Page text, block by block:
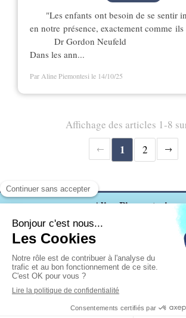
"Les enfants ont besoin de se sentir
en notre présence, exactement
Dr Gordon Neufeld
Dans les ann...
Par Aline Piemontesi le 14/10/25
Affichage des articles 1-8
1 2
Aline Piemontesi
Séance à distance ou près d'Oraison à
Contact : 06 23 81 39
DuLundiau Samedide 9h